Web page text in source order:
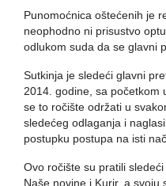
Punomoćnica oštećenih je
neophodno ni prisustvo
odlukom suda da se glavni
Sutkinja je sledeći glavni
2014. godine, sa početkom
se to ročište održati u
sledećeg odlaganja i
postupku postupa na isti
Ovo ročište su pratili
Naše novine i Kurir, a svoju